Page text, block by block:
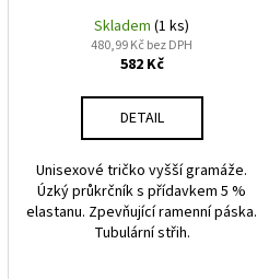
Skladem(1 ks)
480,99 Kč bez DPH
582 Kč
DETAIL
Unisexové tričko vyšší gramáže.
Úzký průkrčník s přídavkem 5 %
elastanu. Zpevňující ramenní páska.
Tubulární střih.